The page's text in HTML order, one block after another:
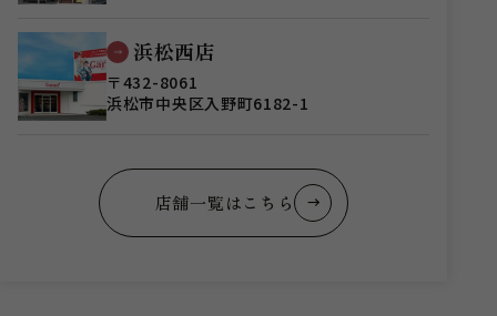
浜松西店
〒432-8061
浜松市中央区入野町6182-1
店舗一覧はこちら